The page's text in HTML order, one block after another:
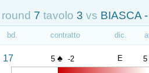
round 7 tavolo 3 vs BIASCA
bd. contratto dic.
17 5 ♠ -2 E 5